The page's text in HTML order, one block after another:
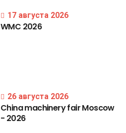
17 августа 2026
WMC 2026
26 августа 2026
ChinamachineryfairMoscow
- 2026